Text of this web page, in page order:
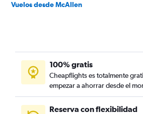
Vuelos desde McAllen
100% gratis
Cheapflights es totalmente
empezar a ahorrar desde el
Reserva con flexibilidad